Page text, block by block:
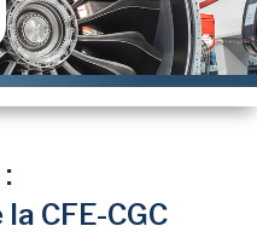
CFE-CGC